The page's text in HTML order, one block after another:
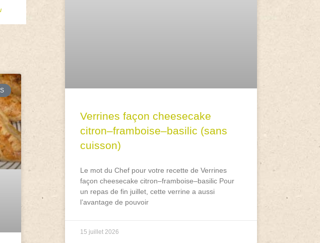
Verrines façon cheesecake
citron–framboise–basilic (sans
cuisson)
Le mot du Chef pour votre recette de Verrines
façon cheesecake citron–framboise–basilic Pour
un repas de fin juillet, cette verrine a aussi
l’avantage de pouvoir
15 juillet 2026